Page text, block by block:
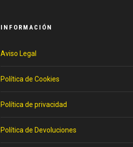
INFORMACIÓN
Aviso Legal
Política de Cookies
Política de privacidad
Política de Devoluciones